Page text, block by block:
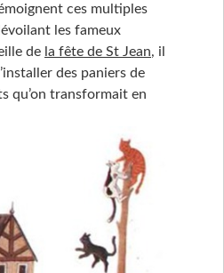
ces multiples
les fameux
de la fête de St Jean, il
des paniers de
qu’on transformait en